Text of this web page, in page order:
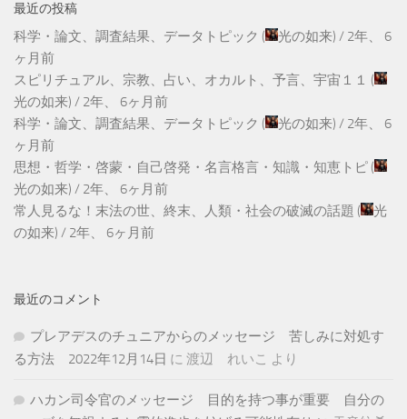
最近の投稿
科学・論文、調査結果、データトピック ( 光の如来) / 2年、 6
ヶ月前
スピリチュアル、宗教、占い、オカルト、予言、宇宙１１ (
光の如来) / 2年、 6ヶ月前
科学・論文、調査結果、データトピック ( 光の如来) / 2年、 6
ヶ月前
思想・哲学・啓蒙・自己啓発・名言格言・知識・知恵トピ (
光の如来) / 2年、 6ヶ月前
常人見るな！末法の世、終末、人類・社会の破滅の話題 (
光
の如来) / 2年、 6ヶ月前
最近のコメント
プレアデスのチュニアからのメッセージ 苦しみに対処す
る方法 2022年12月14日 に 渡辺 れいこ より
ハカン司令官のメッセージ 目的を持つ事が重要 自分の